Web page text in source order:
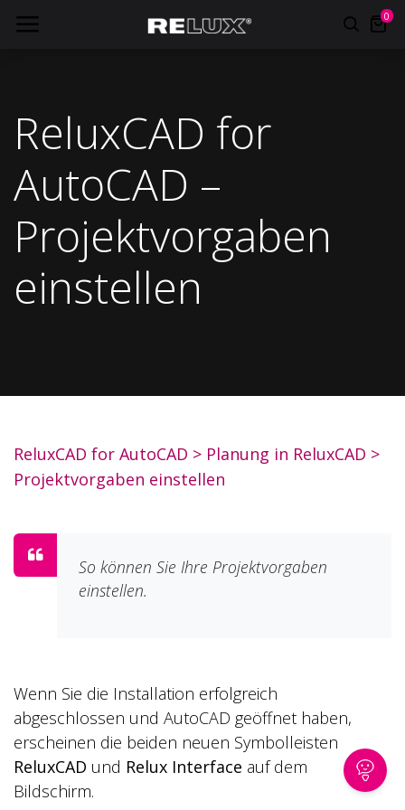
0
ReluxCAD for
AutoCAD –
Projektvorgaben
einstellen
ReluxCAD for AutoCAD > Planung in ReluxCAD >
Projektvorgaben einstellen
So können Sie Ihre Projektvorgaben
einstellen.
Wenn Sie die Installation erfolgreich
abgeschlossen und AutoCAD geöffnet haben,
erscheinen die beiden neuen Symbolleisten
ReluxCAD und Relux Interface auf dem
Bildschirm.